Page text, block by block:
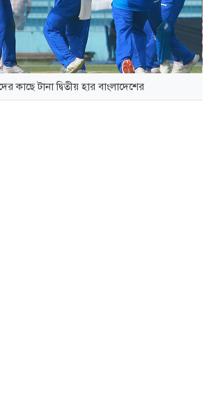
কাছে টানা দ্বিতীয় হার বাংলাদেশের